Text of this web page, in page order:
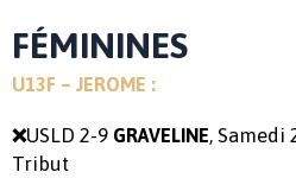
FÉMININES
U13F – JEROME :
❌USLD 2-9 GRAVELINE, Samedi
Tribut